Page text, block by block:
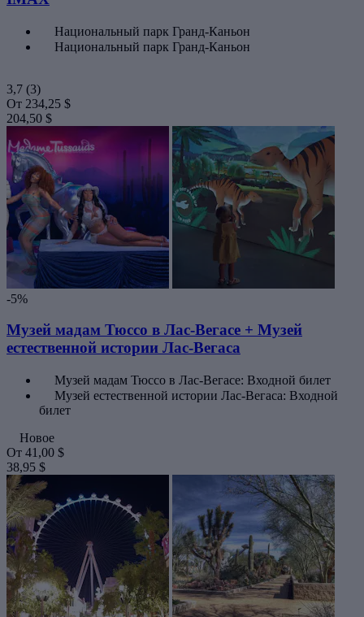
Национальный парк Гранд-Каньон
Национальный парк Гранд-Каньон
3,7 (3)
От 234,25 $
204,50 $
-5%
Музей мадам Тюссо в Лас-Вегасе + Музей
естественной истории Лас-Вегаса
Музей мадам Тюссо в Лас-Вегасе: Входной билет
Музей естественной истории Лас-Вегаса: Входной
билет
Новое
От 41,00 $
38,95 $